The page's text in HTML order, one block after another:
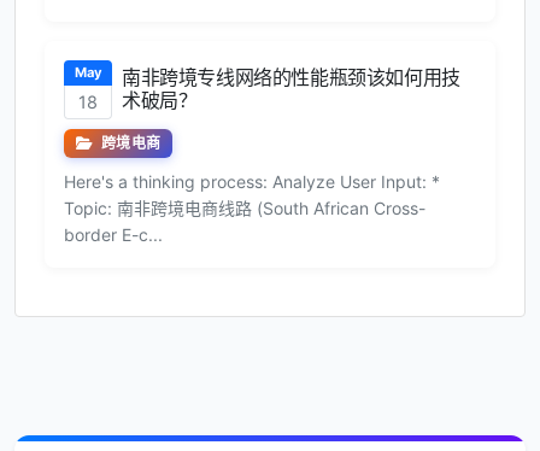
May
18
南非跨境专线网络的性能瓶颈该如何用技
术破局？
跨境电商
Here's a thinking process: Analyze User Input: *
Topic: 南非跨境电商线路 (South African Cross-
border E-c...